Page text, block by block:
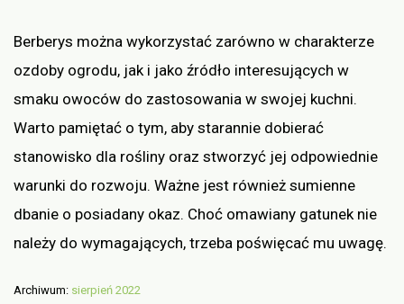
Berberys można wykorzystać zarówno w charakterze
ozdoby ogrodu, jak i jako źródło interesujących w
smaku owoców do zastosowania w swojej kuchni.
Warto pamiętać o tym, aby starannie dobierać
stanowisko dla rośliny oraz stworzyć jej odpowiednie
warunki do rozwoju. Ważne jest również sumienne
dbanie o posiadany okaz. Choć omawiany gatunek nie
należy do wymagających, trzeba poświęcać mu uwagę.
Archiwum: sierpień 2022